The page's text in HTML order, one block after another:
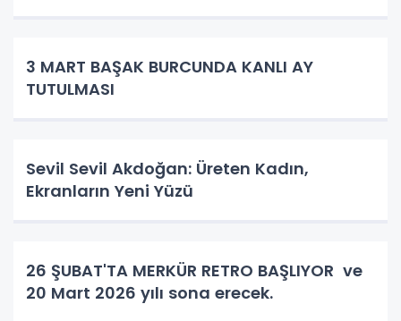
3 MART BAŞAK BURCUNDA KANLI AY
TUTULMASI
Sevil Sevil Akdoğan: Üreten Kadın,
Ekranların Yeni Yüzü
26 ŞUBAT'TA MERKÜR RETRO BAŞLIYOR ve
20 Mart 2026 yılı sona erecek.